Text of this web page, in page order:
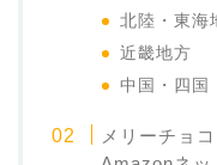
北陸・東海
近畿地方
中国・四国
メリーチョ